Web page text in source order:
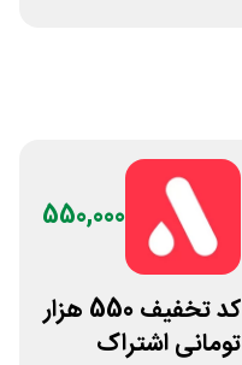
550,000
کد تخفیف 550 هزار
تومانی اشتراک